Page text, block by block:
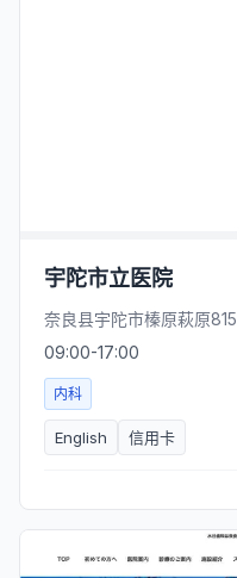
宇陀市立医院
奈良县宇陀市榛原萩原815
09:00-17:00
内科
English 信用卡